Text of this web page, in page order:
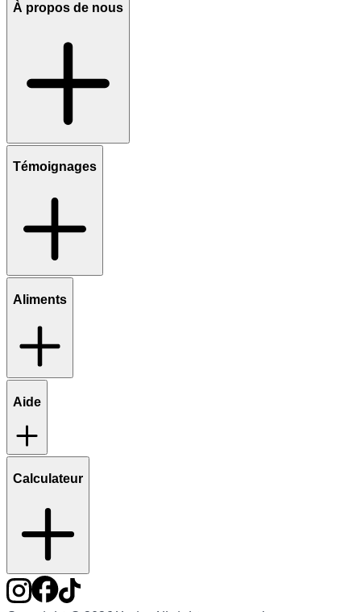
À propos de nous
Témoignages
Aliments
Aide
Calculateur